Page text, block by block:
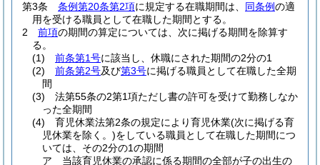
第3条
条例第20条第2項に規定する在職期間は、 同条例の適
用を受ける職員として在職した期間とする。
2
前項の期間の算定については、次に掲げる期間を除算す
る。
(1)
前条第1号に該当し、休職にされた期間の2分の1
(2)
前条第2号及び第3号に掲げる職員として在職した全期
間
(3)
法第55条の2第1項ただし書の許可を受けて勤務しなか
った全期間
(4)
育児休業法第2条の規定により育児休業(次に掲げる育
児休業を除く。)をしている職員として在職した期間につ
いては、その2分の1の期間
ア
当該育児休業の承認に係る期間の全部が子の出生の